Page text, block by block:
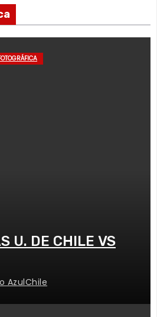
U. DE CHILE VS
AzulChile